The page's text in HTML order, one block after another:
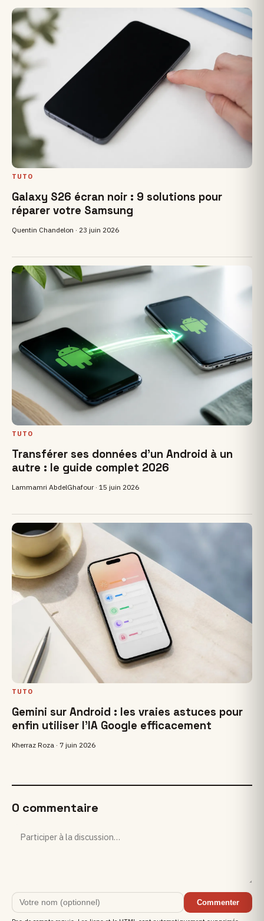
TUTO
Galaxy S26 écran noir : 9 solutions pour
réparer votre Samsung
Quentin Chandelon · 23 juin 2026
TUTO
Transférer ses données d'un Android à un
autre : le guide complet 2026
Lammamri AbdelGhafour ·15 juin 2026
TUTO
Gemini sur Android : les vraies astuces pour
enfin utiliser l’IA Google efficacement
Kherraz Roza ·7 juin 2026
0 commentaire
Commenter